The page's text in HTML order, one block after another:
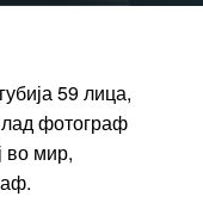
pellentesque tortor
eu erat condimentum
quis est ac felis
59 лица,
фотограф
во мир,